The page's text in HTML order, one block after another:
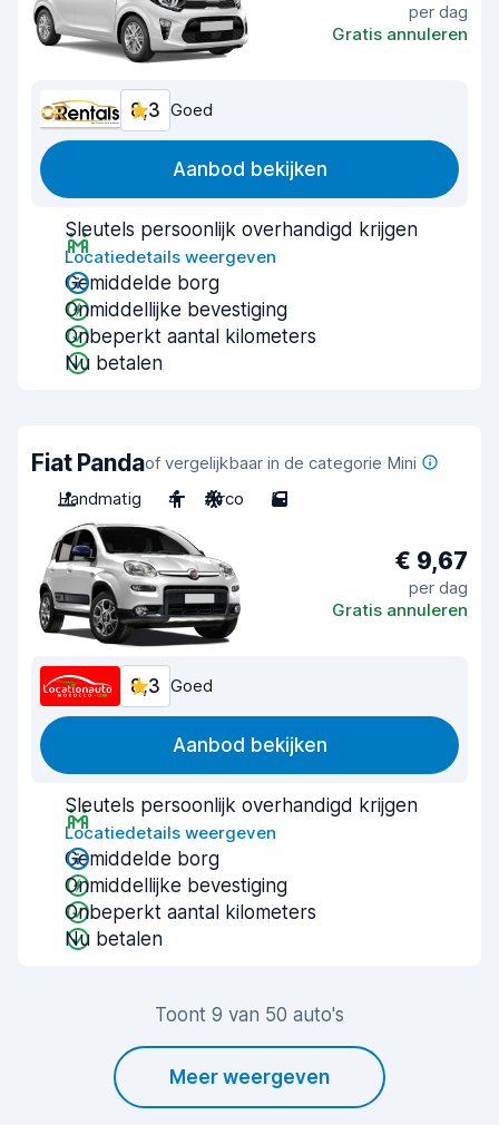
per dag
Gratis annuleren
8,3 Goed
Aanbod bekijken
Sleutels persoonlijk overhandigd krijgen
Locatiedetails weergeven
Gemiddelde borg
Onmiddellijke bevestiging
Onbeperkt aantal kilometers
Nu betalen
Fiat Pandaof vergelijkbaar in de categorie Mini
Handmatig
4 Airco 5
€ 9,67
per dag
Gratis annuleren
8,3 Goed
Aanbod bekijken
Sleutels persoonlijk overhandigd krijgen
Locatiedetails weergeven
Gemiddelde borg
Onmiddellijke bevestiging
Onbeperkt aantal kilometers
Nu betalen
Toont 9 van 50 auto's
Meer weergeven